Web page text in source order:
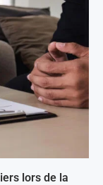
lors de la